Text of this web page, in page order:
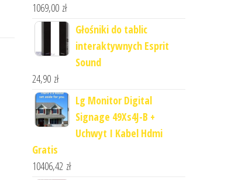
1069,00 zł
Głośniki do tablic
interaktywnych Esprit
Sound
24,90 zł
Lg Monitor Digital
Signage 49Xs4J-B +
Uchwyt I Kabel Hdmi
Gratis
10406,42 zł